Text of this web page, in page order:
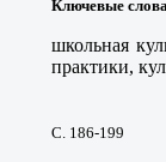
Ключевые
школьная
практики,
С. 186-199